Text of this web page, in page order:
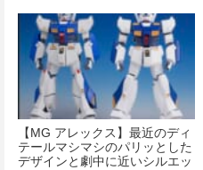
【MG アレックス】最近のディ
テールマシマシのパリッとした
デザインと劇中に近いシルエッ